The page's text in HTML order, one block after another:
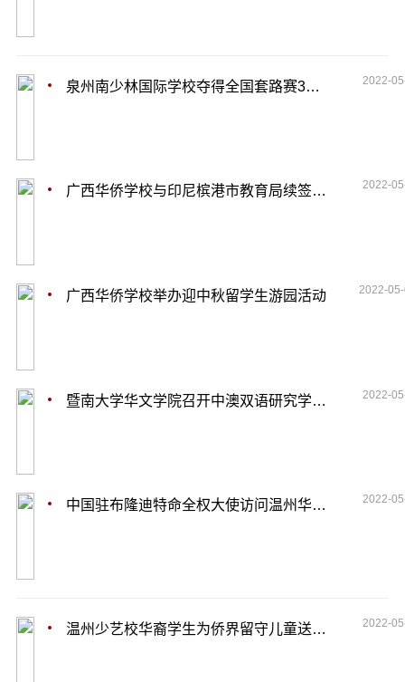
泉州南少林国际学校夺得全国套路赛3金4银3铜 2022-
广西华侨学校与印尼槟港市教育局续签合作协议 2022-
广西华侨学校举办迎中秋留学生游园活动 2022-
暨南大学华文学院召开中澳双语研究学术研讨会 2022-
中国驻布隆迪特命全权大使访问温州华教基地 2022-
温州少艺校华裔学生为侨界留守儿童送爱的礼物 2022-